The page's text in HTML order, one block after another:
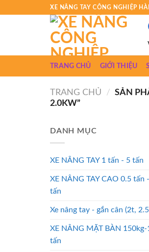
XE NÂNG TAY CÔNG NGHIỆP
TRANG CHỦ GIỚI THIỆU
TRANG CHỦ / SẢN
2.0KW”
DANH MỤC
XE NÂNG TAY 1 tấn - 5 tấn
XE NÂNG TAY CAO 0.5 tấn
tấn
Xe nâng tay - gắn cân (2t,
XE NÂNG MẶT BÀN 150kg-
tấn